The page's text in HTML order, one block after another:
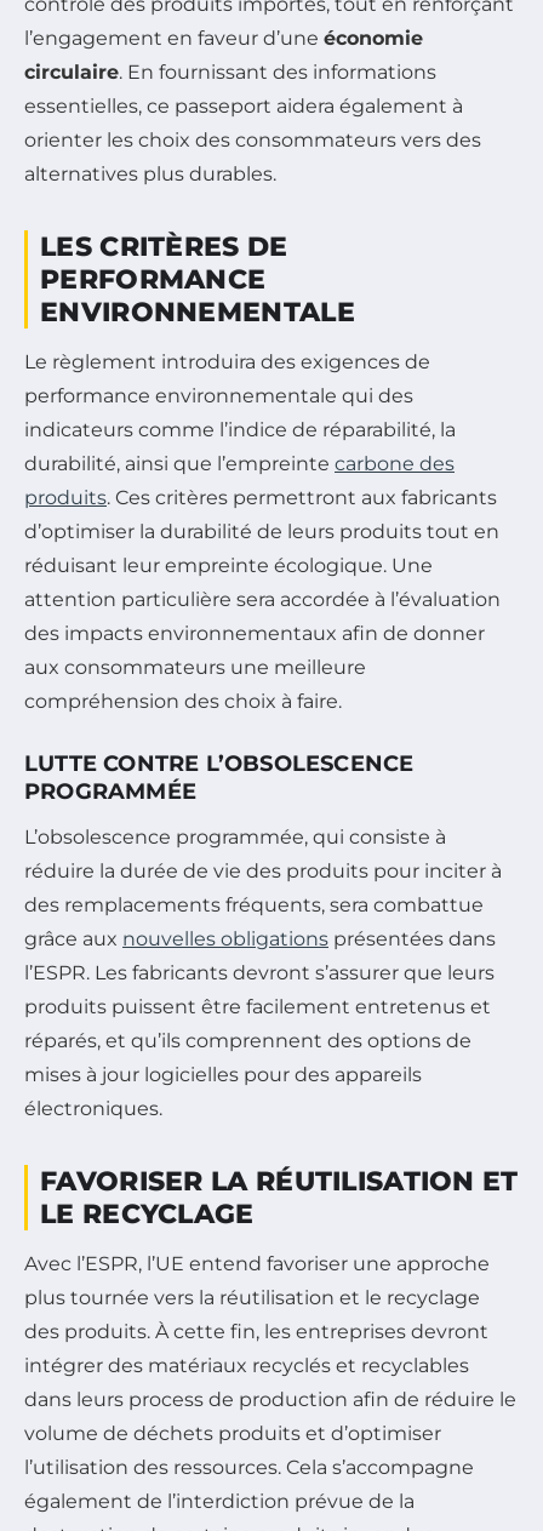
l’engagement en faveur d’une économie
circulaire. En fournissant des informations
essentielles, ce passeport aidera également à
orienter les choix des consommateurs vers des
alternatives plus durables.
LES CRITÈRES DE
PERFORMANCE
ENVIRONNEMENTALE
Le règlement introduira des exigences de
performance environnementale qui des
indicateurs comme l’indice de réparabilité, la
durabilité, ainsi que l’empreinte carbone des
produits. Ces critères permettront aux fabricants
d’optimiser la durabilité de leurs produits tout en
réduisant leur empreinte écologique. Une
attention particulière sera accordée à l’évaluation
des impacts environnementaux afin de donner
aux consommateurs une meilleure
compréhension des choix à faire.
LUTTE CONTRE L’OBSOLESCENCE
PROGRAMMÉE
L’obsolescence programmée, qui consiste à
réduire la durée de vie des produits pour inciter à
des remplacements fréquents, sera combattue
grâce aux nouvelles obligations présentées dans
l’ESPR. Les fabricants devront s’assurer que leurs
produits puissent être facilement entretenus et
réparés, et qu’ils comprennent des options de
mises à jour logicielles pour des appareils
électroniques.
FAVORISER LA RÉUTILISATION ET
LE RECYCLAGE
Avec l’ESPR, l’UE entend favoriser une approche
plus tournée vers la réutilisation et le recyclage
des produits. À cette fin, les entreprises devront
intégrer des matériaux recyclés et recyclables
dans leurs process de production afin de réduire le
volume de déchets produits et d’optimiser
l’utilisation des ressources. Cela s’accompagne
également de l’interdiction prévue de la